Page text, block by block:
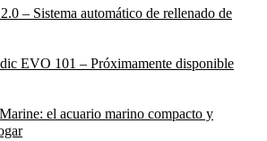
– Sistema automático de rellenado de
EVO 101 – Próximamente disponible
el acuario marino compacto y